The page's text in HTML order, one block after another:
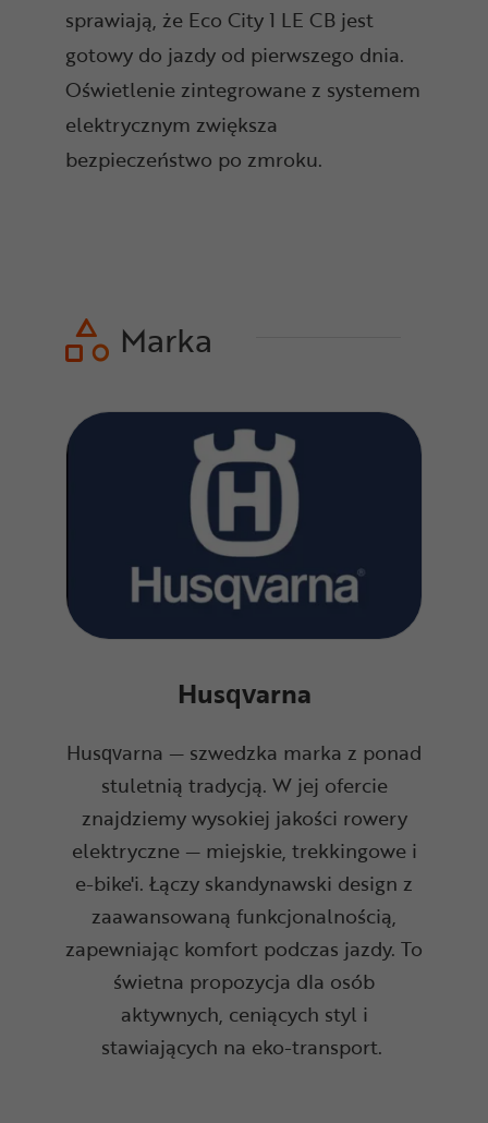
sprawiają, że Eco City 1 LE CB jest
gotowy do jazdy od pierwszego dnia.
Oświetlenie zintegrowane z systemem
elektrycznym zwiększa
bezpieczeństwo po zmroku.
Marka
Husqvarna
Husqvarna — szwedzka marka z ponad
stuletnią tradycją. W jej ofercie
znajdziemy wysokiej jakości rowery
elektryczne — miejskie, trekkingowe i
e-bike'i. Łączy skandynawski design z
zaawansowaną funkcjonalnością,
zapewniając komfort podczas jazdy. To
świetna propozycja dla osób
aktywnych, ceniących styl i
stawiających na eko-transport.